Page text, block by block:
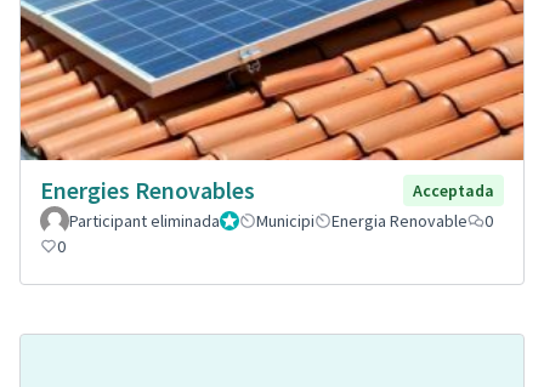
Energies Renovables
Acceptada
Participant eliminadaAdministrador
Municipi Energia Renovable
0
0